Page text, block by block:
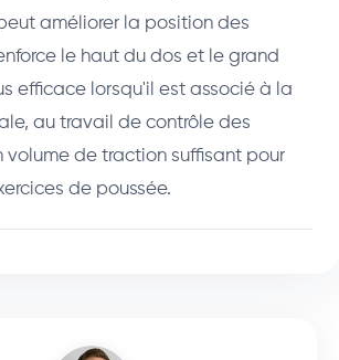
améliorer la position des
le haut du dos et le grand
efficace lorsqu'il est associé à la
au travail de contrôle des
volume de traction suffisant pour
de poussée.